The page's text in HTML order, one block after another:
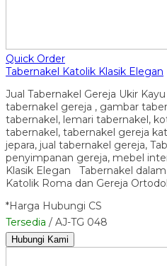
Quick Order
Tabernakel Katolik Klasik Elegan
Jual Tabernakel Gereja Ukir
tabernakel gereja , gambar
tabernakel, lemari tabernakel,
tabernakel, tabernakel gereja
jepara, jual tabernakel gereja,
penyimpanan gereja, mebel
Klasik Elegan Tabernakel
Katolik Roma dan Gereja
*Harga Hubungi CS
Tersedia / AJ-TG 048
Hubungi Kami